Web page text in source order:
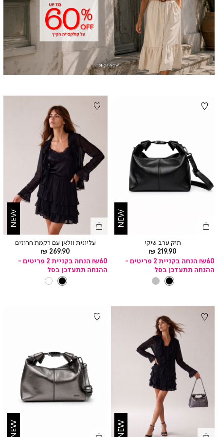
NEW
תיק ערב שיקי
מחיר
מוצר
219.90 ₪
₪60 הנחה בקניית 2 פריטים -
ההנחה תתעדכן בסל
צבע
BLACK
BLACK
SILVER
NEW
עליונית וולאן עם רקמת חרוזים
מחיר
מוצר
269.90 ₪
₪60 הנחה בקניית 2 פריטים -
ההנחה תתעדכן בסל
צבע
BLACK
BLACK
PRINT
NEW
NEW